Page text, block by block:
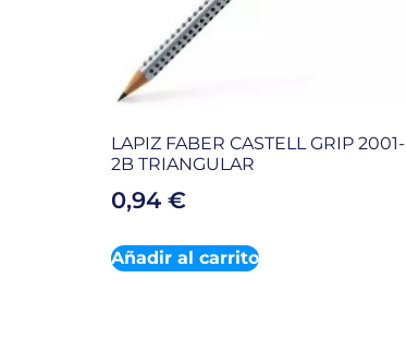
LAPIZ FABER CASTELL GRIP 2001-
2B TRIANGULAR
0,94 €
Añadir al carrito